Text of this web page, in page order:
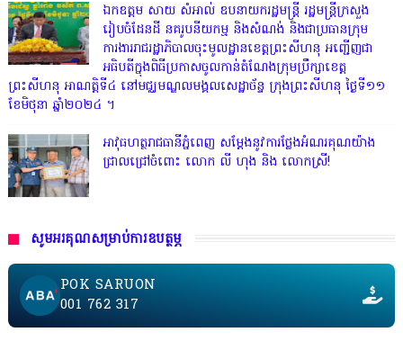
ឯកឧត្តម សាយ សំអាល់ ឧបនាយករដ្ឋមន្ត្រី រដ្ឋមន្ត្រីក្រសួង
រៀបចំដែនដី នគរូបនីយកម្ម និងសំណង់ និងជាប្រធានក្រុម
ការងាររាជរដ្ឋាភិបាលចុះមូលដ្ឋានខេត្តព្រះសីហនុ អញ្ជើញជា
អធិបតីក្នុងពិធីប្រកាសចូលកាន់តំណែងក្រុមប្រឹក្សាខេត្ត
ព្រះសីហនុ អាណត្តិទី៤ នៅមជ្ឈមណ្ឌលមង្គលសេដ្ឋាច័ន្ទ ក្រុងព្រះសីហនុ ថ្ងៃទី១១
ខែមិថុនា ឆ្នាំ២០២៤ ។
អាវុធហត្ថរាជធានីភ្នំពេញ សម្តែងនូវការថ្លែងអំណរគុណយ៉ាង
ជ្រាលជ្រៅចំពោះ លោក លី ហុង និង លោកស្រី!
សូមអរគុណសម្រាប់ការឧបត្ថម្ភ
POK SARUON
001 762 317